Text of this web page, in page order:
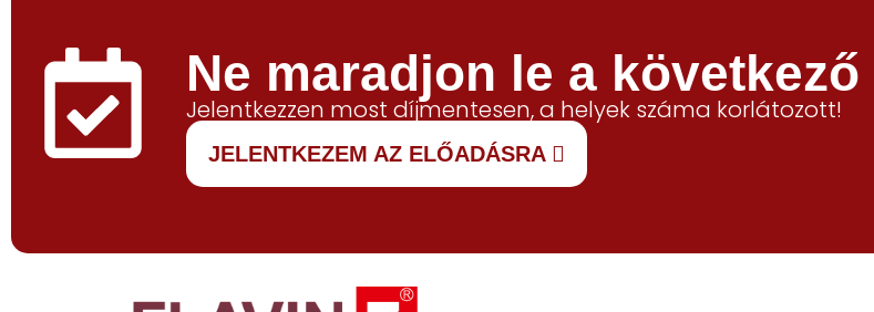
Ne maradjon le a
Jelentkezzen most díjmentesen, a helyek száma korlátozott!
JELENTKEZEM AZ ELŐADÁSRA